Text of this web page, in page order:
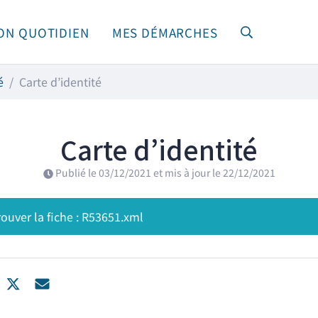
QUOTIDIEN MES DÉMARCHES RECHERCHE
Carte d’identité
Carte d’identité
Publié le 03/12/2021 et mis à jour le 22/12/2021
la fiche : R53651.xml